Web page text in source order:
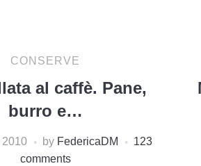
CONSERVE
al caffè. Pane,
burro e…
by FedericaDM
123
comments